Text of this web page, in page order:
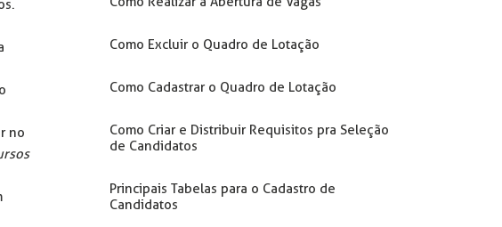
no
Como Excluir o Quadro de Lotação
Como Cadastrar o Quadro de Lotação
Como Criar e Distribuir Requisitos pra Seleção
de Candidatos
Principais Tabelas para o Cadastro de
Candidatos